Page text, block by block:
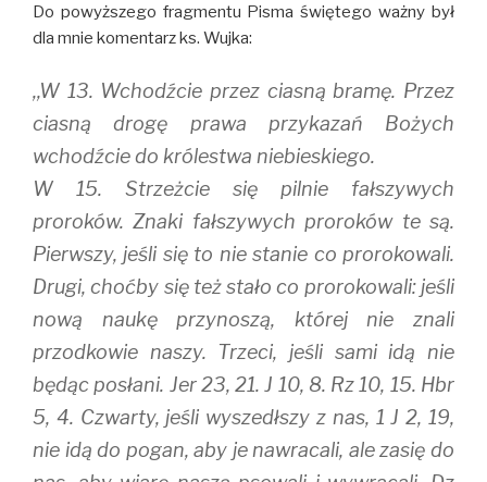
Do powyższego fragmentu Pisma świętego ważny był
dla mnie komentarz ks. Wujka:
,,W 13. Wchodźcie przez ciasną bramę. Przez
ciasną drogę prawa przykazań Bożych
wchodźcie do królestwa niebieskiego.
W 15. Strzeżcie się pilnie fałszywych
proroków. Znaki fałszywych proroków te są.
Pierwszy, jeśli się to nie stanie co prorokowali.
Drugi, choćby się też stało co prorokowali: jeśli
nową naukę przynoszą, której nie znali
przodkowie naszy. Trzeci, jeśli sami idą nie
będąc posłani. Jer 23, 21. J 10, 8. Rz 10, 15. Hbr
5, 4. Czwarty, jeśli wyszedłszy z nas, 1 J 2, 19,
nie idą do pogan, aby je nawracali, ale zasię do